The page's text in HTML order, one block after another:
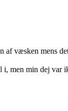
væsken mens
men min dej var